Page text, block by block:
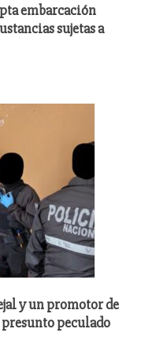
embarcación
sujetas a
y un promotor de
peculado